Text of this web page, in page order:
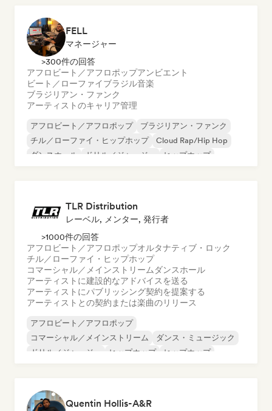
FELL
マネージャー
>300件の回答
アフロビート／アフロポップアンビエント
ビート／ローファイブラジル音楽
ブラジリアン・ファンク
アーティストのキャリア管理
アフロビート／アフロポップ
ブラジリアン・ファンク
チル／ローファイ・ヒップホップ
Cloud Rap/Hip Hop
ダンスホール
ドリル／ジャージー
ヒップホップ
TLR Distribution
レーベル, メンター, 発行者
>1000件の回答
アフロビート／アフロポップオルタナティブ・ロック
チル／ローファイ・ヒップホップ
コマーシャル／メインストリーム ダンスホール
アーティストに建設的なアドバイスを送る
アーティストにパブリッシング契約を提案する
アーティストとの契約または楽曲のリリース
アフロビート／アフロポップ
コマーシャル／メインストリーム
ダンス・ミュージック
ドリル／ジャージー
ヒップホップ
ヒップホップ
Quentin Hollis-A&R